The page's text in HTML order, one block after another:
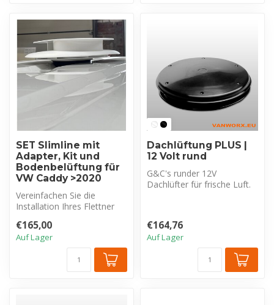
SET Slimline mit
Adapter, Kit und
Bodenbelüftung für
VW Caddy >2020
Vereinfachen Sie die
Installation Ihres Flettner
Mit...
€165,00
Auf Lager
Dachlüftung PLUS |
12 Volt rund
G&C's runder 12V
Dachlüfter für frische Luft.
€164,76
Auf Lager